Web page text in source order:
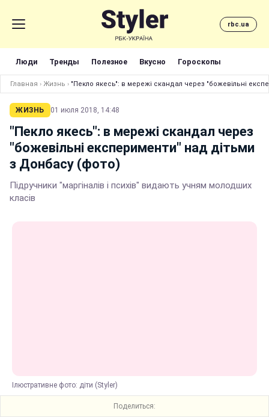
rbc.ua
Люди Тренды Полезное Вкусно Гороскопы
Главная › Жизнь › "Пекло якесь": в мережі скандал через "божевільні
ЖИЗНЬ 01 июля 2018, 14:48
"Пекло якесь": в мережі скандал через
"божевільні експерименти" над дітьми
з Донбасу (фото)
Підручники "маргіналів і психів" видають учням молодших
класів
Ілюстративне фото: діти (Styler)
Поделиться: